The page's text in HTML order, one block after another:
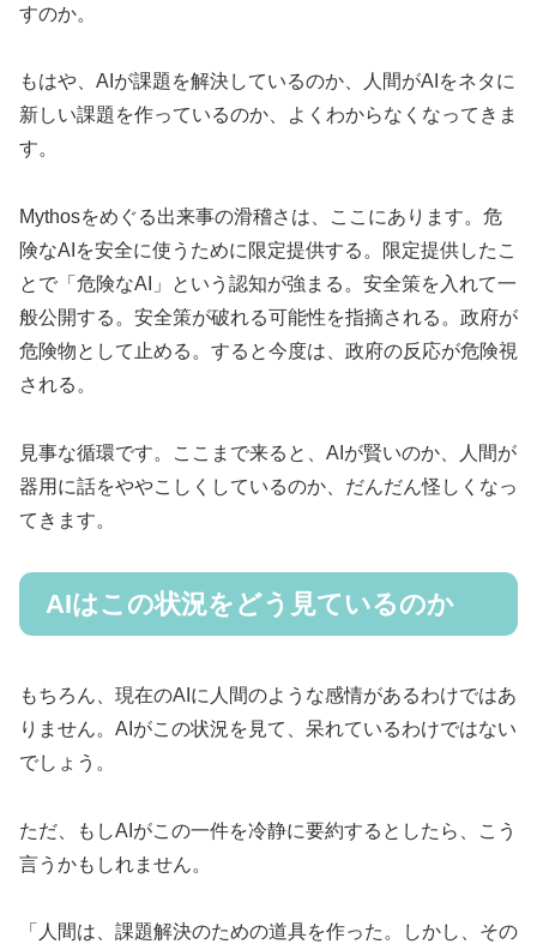
すのか。
もはや、AIが課題を解決しているのか、人間がAIをネタに
新しい課題を作っているのか、よくわからなくなってきま
す。
Mythosをめぐる出来事の滑稽さは、ここにあります。危
険なAIを安全に使うために限定提供する。限定提供したこ
とで「危険なAI」という認知が強まる。安全策を入れて一
般公開する。安全策が破れる可能性を指摘される。政府が
危険物として止める。すると今度は、政府の反応が危険視
される。
見事な循環です。ここまで来ると、AIが賢いのか、人間が
器用に話をややこしくしているのか、だんだん怪しくなっ
てきます。
AIはこの状況をどう見ているのか
もちろん、現在のAIに人間のような感情があるわけではあ
りません。AIがこの状況を見て、呆れているわけではない
でしょう。
ただ、もしAIがこの一件を冷静に要約するとしたら、こう
言うかもしれません。
「人間は、課題解決のための道具を作った。しかし、その